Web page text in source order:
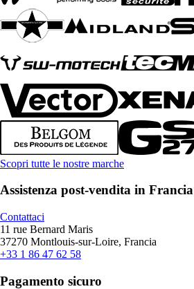
Scopri tutte le nostre marche
Assistenza post-vendita in Francia
Contattaci
11 rue Bernard Maris
37270 Montlouis-sur-Loire, Francia
+33 1 86 47 62 58
Pagamento sicuro